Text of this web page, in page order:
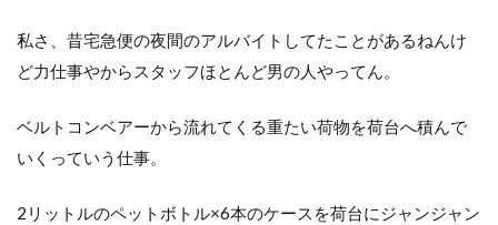
私さ、昔宅急便の夜間のアルバイトしてたことがあるねんけ
ど力仕事やからスタッフほとんど男の人やってん。
ベルトコンベアーから流れてくる重たい荷物を荷台へ積んで
いくっていう仕事。
2リットルのペットボトル×6本のケースを荷台にジャンジャン